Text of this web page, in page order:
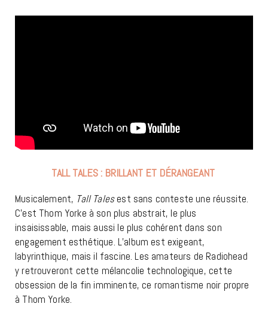
TALL TALES : BRILLANT ET DÉRANGEANT
Musicalement, Tall Talesest sans conteste une réussite.
C’est Thom Yorke à son plus abstrait, le plus
insaisissable, mais aussi le plus cohérent dans son
engagement esthétique. L’album est exigeant,
labyrinthique, mais il fascine. Les amateurs de Radiohead
y retrouveront cette mélancolie technologique, cette
obsession de la fin imminente, ce romantisme noir propre
à Thom Yorke.